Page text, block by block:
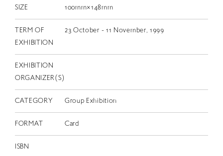
SIZE 100mm×148mm
TERM OF
EXHIBITION
23 October - 11 November, 1999
EXHIBITION
ORGANIZER(S)
CATEGORY Group Exhibition
FORMAT Card
ISBN